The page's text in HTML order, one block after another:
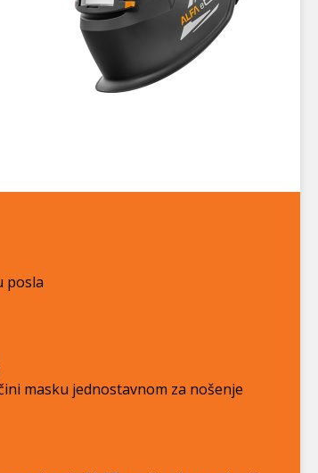
posla
masku jednostavnom za nošenje